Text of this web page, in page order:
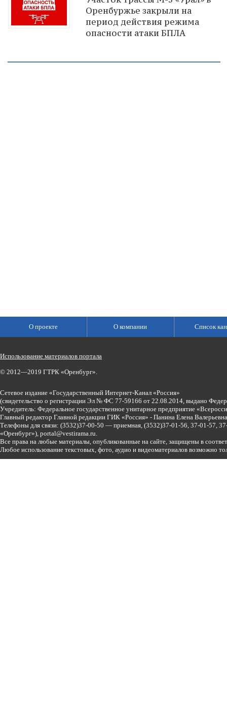
Оренбуржье закрыли на
период действия режима
опасности атаки БПЛА
О проекте О компании Список
Использование материалов портала
© 2012—2019 ГТРК «Оренбург».
Сетевое издание «Государственный Интернет-Канал «Россия»
(свидетельство о регистрации Эл № ФС 77-59166 от 22.08.2014, выдано
Учредитель: Федеральное государственное унитарное предприятие
Главный редактор Главной редакции ГИК «Россия» - Панина Елена
Телефоны для связи: (3532)37-00-50 — приемная, (3532)37-01-56, 37-01-57,
«Оренбург»), portal@vestirama.ru.
Все права на любые материалы, опубликованные на сайте, защищены в
Любое использование текстовых, фото, аудио и видеоматериалов возможно